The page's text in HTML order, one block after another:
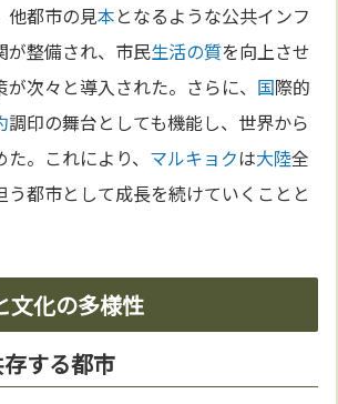
他都市の見本となるような公共インフ
が整備され、市民生活の質を向上させ
次々と導入された。さらに、 国際的
調印の舞台としても機能し、世界から
。これにより、 マルキョクは大陸全
う都市として成長を続けていくことと
文化の多様性
する都市